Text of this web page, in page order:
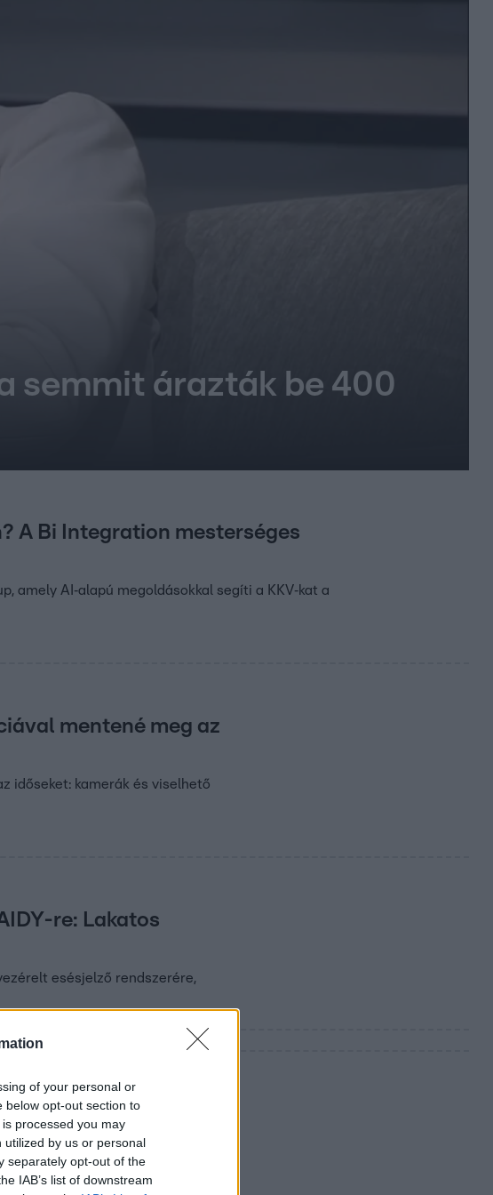
of your personal or
below opt-out section to
processed you may
by us or personal
separately opt-out of the
IAB’s list of downstream
semmit árazták be 400
A Bi Integration mesterséges
amely AI‑alapú megoldásokkal segíti a KKV‑kat a
mentené meg az
időseket: kamerák és viselhető
re: Lakatos
esésjelző rendszerére,